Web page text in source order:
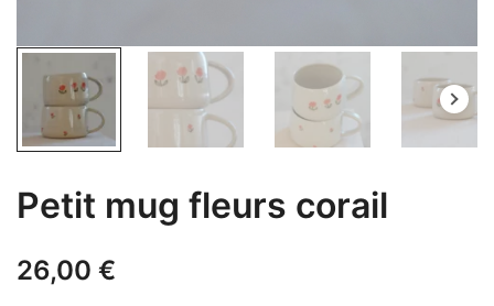
Petit mug fleurs corail
26,00 €